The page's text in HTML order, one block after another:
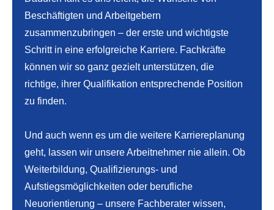
Beschäftigten und Arbeitgebern
zusammenzubringen – der erste und wichtigste
Schritt in eine erfolgreiche Karriere. Fachkräfte
können wir so ganz gezielt unterstützen, die
richtige, ihrer Qualifikation entsprechende Position
zu finden.
Und auch wenn es um die weitere Karriereplanung
geht, lassen wir unsere Arbeitnehmer nie allein. Ob
Weiterbildung, Qualifizierungs- und
Aufstiegsmöglichkeiten oder berufliche
Neuorientierung – unsere Fachberater wissen,